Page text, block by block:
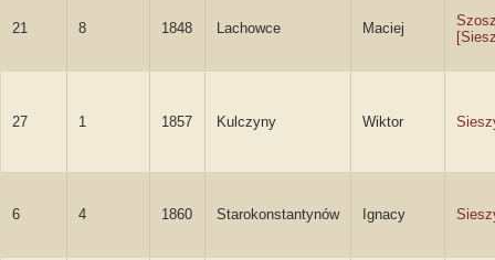
21 8 1848 Lachowce Maciej
27 1 1857 Kulczyny Wiktor
6 4 1860 Starokonstantynów Ignacy